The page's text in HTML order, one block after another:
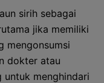
sirih sebagai
jika memiliki
mengonsumsi
dokter atau
untuk menghindari